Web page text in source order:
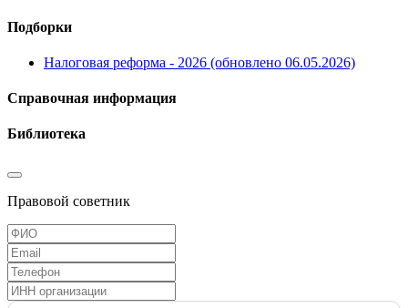
Подборки
Налоговая реформа - 2026 (обновлено 06.05.2026)
Справочная информация
Библиотека
Правовой советник